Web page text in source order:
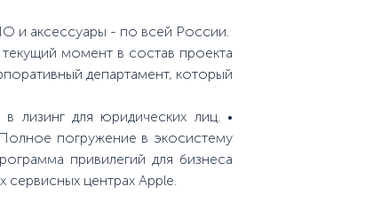
и аксессуары - по всей России.
момент в состав проекта
департамент, который
лизинг для юридических лиц. •
погружение в экосистему
привилегий для бизнеса
центрах Apple.